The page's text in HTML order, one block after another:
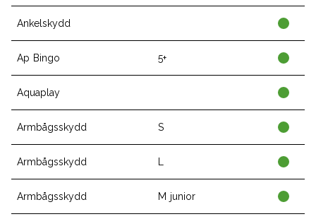
Ankelskydd
Ap Bingo 5+
Aquaplay
Armbågsskydd S
Armbågsskydd
Armbågsskydd M junior